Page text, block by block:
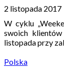
2 listopada 2017
W cyklu
swoich
listopada przy
Polska